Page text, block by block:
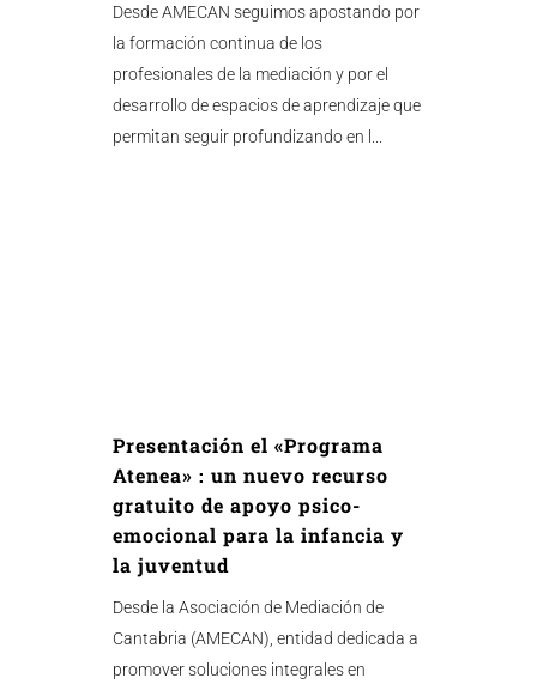
Desde AMECAN seguimos apostando por
la formación continua de los
profesionales de la mediación y por el
desarrollo de espacios de aprendizaje que
permitan seguir profundizando en l...
Presentación el «Programa
Atenea» : un nuevo recurso
gratuito de apoyo psico-
emocional para la infancia y
la juventud
Desde la Asociación de Mediación de
Cantabria (AMECAN), entidad dedicada a
promover soluciones integrales en